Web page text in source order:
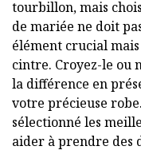
tourbillon, mais
de mariée ne doit
élément crucial
cintre. Croyez-le ou
la différence en
votre précieuse
sélectionné les
aider à prendre des